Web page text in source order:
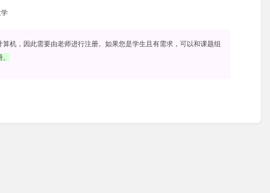
机，因此需要由老师进行注册。如果您是学生且有需求，可以和课题组